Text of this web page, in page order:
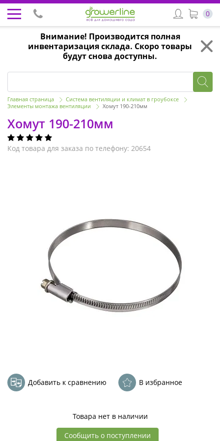
Внимание! Производится полная
инвентаризация склада. Скоро товары
будут снова доступны.
0
Главная страница
Система вентиляции и климат в гроубоксе
Элементы монтажа вентиляции
Хомут 190-210мм
Хомут 190-210мм
Код товара для заказа по телефону: 20654
Добавить к сравнению В избранное
Товара нет в наличии
Сообщить о поступлении